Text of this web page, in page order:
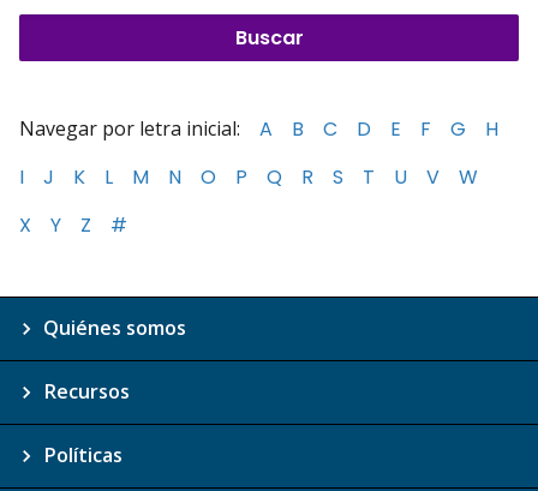
Navegar por letra inicial: A B C D E F G
H
I
J K L M N O P Q R S T U V
W
X
Y Z #
Quiénes somos
Recursos
Políticas